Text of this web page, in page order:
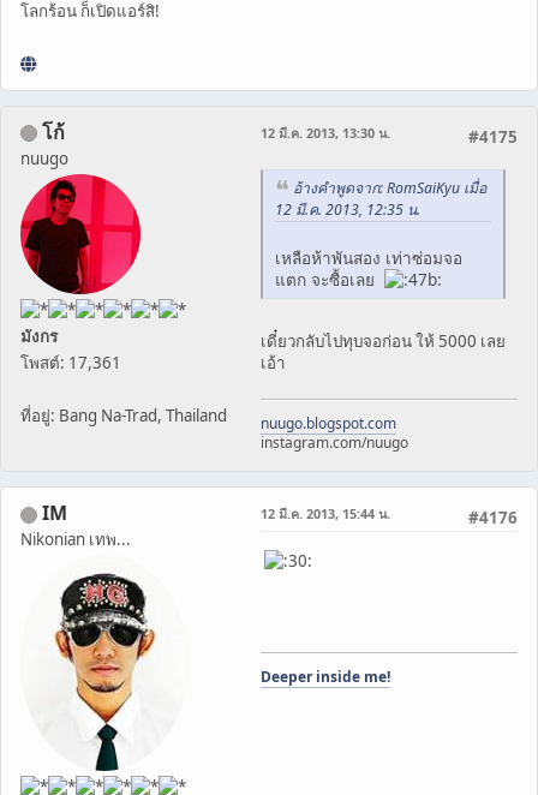
โลกร้อน ก็เปิดแอร์สิ!
โก้
nuugo
มังกร
โพสต์: 17,361
ที่อยู่: Bang Na-Trad, Thailand
#4175
12 มี.ค. 2013, 13:30 น.
อ้างคำพูดจาก: RomSaiKyu เมื่อ
12 มี.ค. 2013, 12:35 น.
เหลือห้าพันสอง เท่าซ่อมจอ
แตก จะซื้อเลย
เดี๋ยวกลับไปทุบจอก่อน ให้ 5000 เลย
เอ้า
nuugo.blogspot.com
instagram.com/nuugo
IM
Nikonian เทพ...
#4176
12 มี.ค. 2013, 15:44 น.
Deeper inside me!